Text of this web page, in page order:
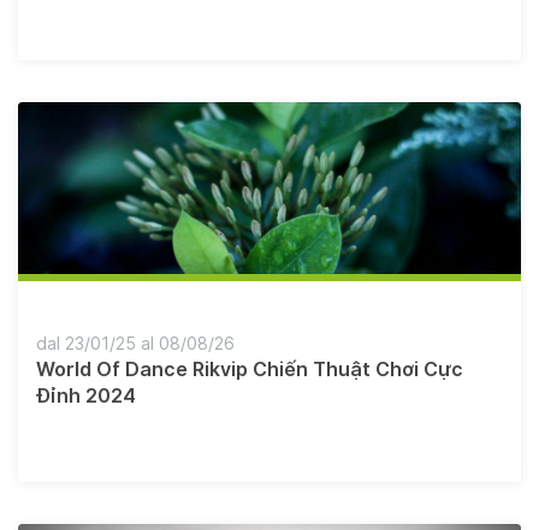
World Of Dance Rikvip Chiến Thuật Chơi Cực
Đỉnh 2024
dal 23/01/25 al 08/08/26